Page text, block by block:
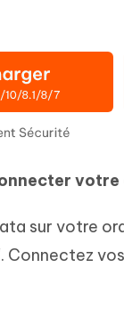
sur votre
Connectez